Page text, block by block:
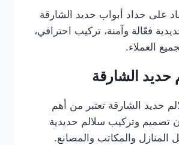
على حداد أبواب حديد الشارقة
فعّالة وآمنة، تركيب احترافي،
العملاء.
حديد الشارقة
حديد الشارقة تعتبر من أهم
تصميم وتركيب سلالم حديدية
المنازل والمكاتب والمصانع.